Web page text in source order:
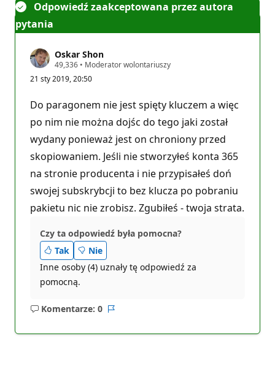
Odpowiedź zaakceptowana przez autora
pytania
Oskar Shon
49,336 P
n
t
y
e
p
t
c
i
• Moderator wolontariuszy
21 sty 2019, 20:50
Do paragonem nie jest spięty kluczem a więc
po nim nie można dojśc do tego jaki został
wydany ponieważ jest on chroniony przed
skopiowaniem. Jeśli nie stworzyłeś konta 365
na stronie producenta i nie przypisałeś doń
swojej subskrybcji to bez klucza po pobraniu
pakietu nic nie zrobisz. Zgubiłeś - twoja strata.
Czy ta odpowiedź była pomocna?
Tak
Nie
Inne osoby (4) uznały tę odpowiedź za
pomocną.
Komentarze: 0
Brak